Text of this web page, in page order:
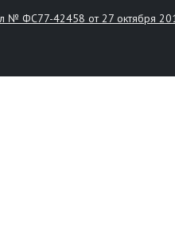
№ ФС77-42458 от 27 октября